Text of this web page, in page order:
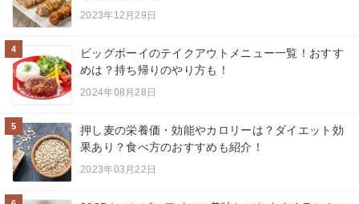
2023年12月29日
4
ビッグボーイのテイクアウトメニュー一覧！おすす
めは？持ち帰りのやり方も！
2024年08月28日
5
押し麦の栄養価・効能やカロリーは？ダイエット効
果あり？食べ方のおすすめも紹介！
2023年03月22日